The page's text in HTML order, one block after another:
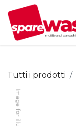
Tutti i prodotti